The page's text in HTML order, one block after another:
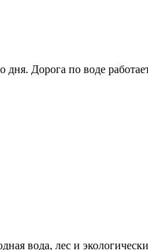
Дорога по воде
вода, лес и